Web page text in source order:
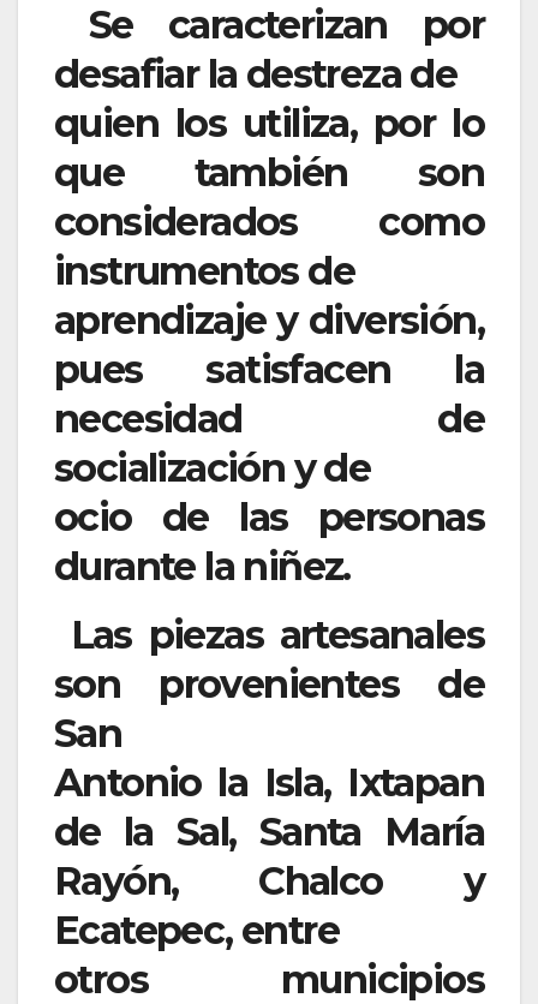
Se caracterizan por
desafiar la destreza de
quien los utiliza, por lo
que también son
considerados como
instrumentos de
aprendizaje y diversión,
pues satisfacen la
necesidad de
socialización y de
ocio de las personas
durante la niñez.
Las piezas artesanales
son provenientes de
San
Antonio la Isla, Ixtapan
de la Sal, Santa María
Rayón, Chalco y
Ecatepec, entre
otros municipios